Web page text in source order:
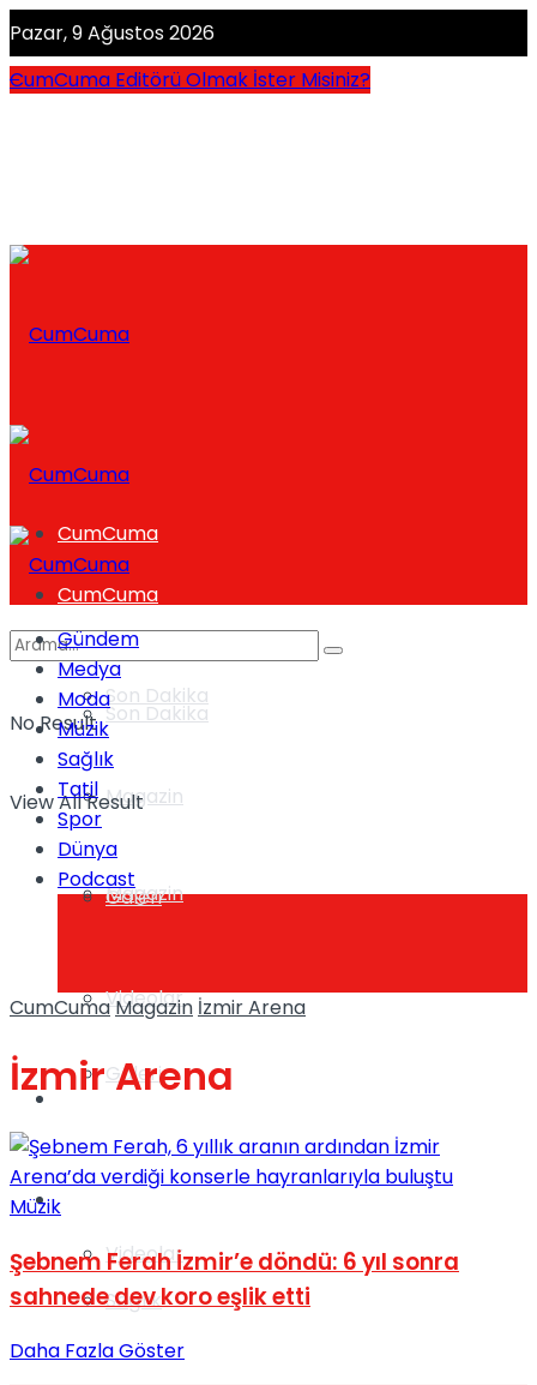
Pazar, 9 Ağustos 2026
CumCuma Editörü Olmak İster Misiniz?
CumCuma
Son Dakika
Magazin
Galeri
Videolar
CumCuma
Son Dakika
Magazin
Galeri
Videolar
Gündem
Yaşam
Sağlık
No Result
View All Result
Gündem
Medya
Moda
Müzik
Sağlık
Tatil
Spor
Dünya
Podcast
CumCumaMagazin İzmir Arena
İzmir Arena
Müzik
Şebnem Ferah İzmir’e döndü: 6 yıl sonra
sahnede dev koro eşlik etti
Daha Fazla Göster